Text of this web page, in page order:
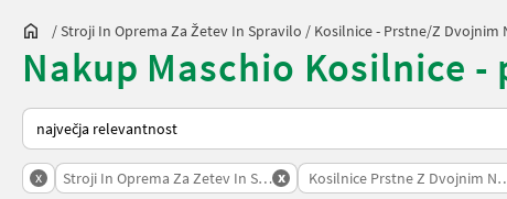
/Stroji In Oprema Za Žetev In Spravilo / Kosilnice - Prstne/z Dvojnim
Nakup Maschio Kosilnice
Tako je razvrščeno na Landwirt.com
x Stroji In Oprema Za Zetev In Spravilo
x Kosilnice Prstne Z Dvojnim